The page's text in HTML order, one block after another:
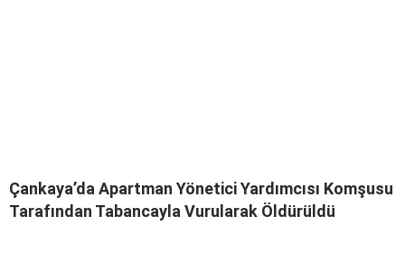
Çankaya’da Apartman Yönetici Yardımcısı Komşusu
Tarafından Tabancayla Vurularak Öldürüldü